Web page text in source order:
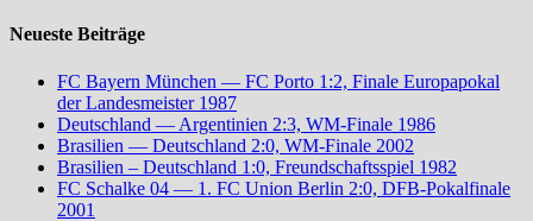
Neueste Beiträge
FC Bayern München — FC Porto 1:2, Finale Europapokal
der Landesmeister 1987
Deutschland — Argentinien 2:3, WM-Finale 1986
Brasilien — Deutschland 2:0, WM-Finale 2002
Brasilien – Deutschland 1:0, Freundschaftsspiel 1982
FC Schalke 04 — 1. FC Union Berlin 2:0, DFB-Pokalfinale
2001